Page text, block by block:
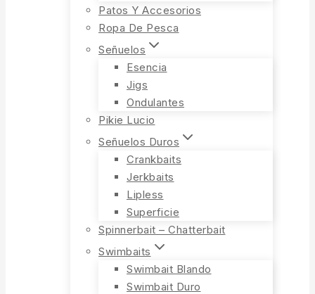
Patos Y Accesorios
Ropa De Pesca
Señuelos
Esencia
Jigs
Ondulantes
Pikie Lucio
Señuelos Duros
Crankbaits
Jerkbaits
Lipless
Superficie
Spinnerbait – Chatterbait
Swimbaits
Swimbait Blando
Swimbait Duro